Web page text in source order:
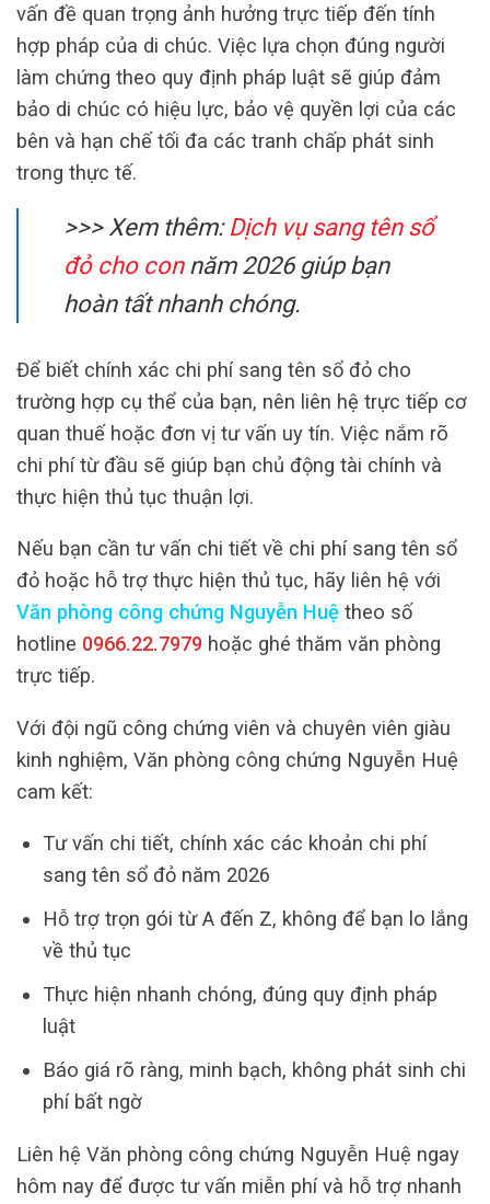
vấn đề quan trọng ảnh hưởng trực tiếp đến tính
hợp pháp của di chúc. Việc lựa chọn đúng người
làm chứng theo quy định pháp luật sẽ giúp đảm
bảo di chúc có hiệu lực, bảo vệ quyền lợi của các
bên và hạn chế tối đa các tranh chấp phát sinh
trong thực tế.
>>> Xem thêm: Dịch vụ sang tên sổ
đỏ cho connăm 2026 giúp bạn
hoàn tất nhanh chóng.
Để biết chính xác chi phí sang tên sổ đỏ cho
trường hợp cụ thể của bạn, nên liên hệ trực tiếp cơ
quan thuế hoặc đơn vị tư vấn uy tín. Việc nắm rõ
chi phí từ đầu sẽ giúp bạn chủ động tài chính và
thực hiện thủ tục thuận lợi.
Nếu bạn cần tư vấn chi tiết về chi phí sang tên sổ
đỏ hoặc hỗ trợ thực hiện thủ tục, hãy liên hệ với
Văn phòng công chứng Nguyễn Huệ theo số
hotline 0966.22.7979 hoặc ghé thăm văn phòng
trực tiếp.
Với đội ngũ công chứng viên và chuyên viên giàu
kinh nghiệm, Văn phòng công chứng Nguyễn Huệ
cam kết:
Tư vấn chi tiết, chính xác các khoản chi phí
sang tên sổ đỏ năm 2026
Hỗ trợ trọn gói từ A đến Z, không để bạn lo lắng
về thủ tục
Thực hiện nhanh chóng, đúng quy định pháp
luật
Báo giá rõ ràng, minh bạch, không phát sinh chi
phí bất ngờ
Liên hệ Văn phòng công chứng Nguyễn Huệ ngay
hôm nay để được tư vấn miễn phí và hỗ trợ nhanh